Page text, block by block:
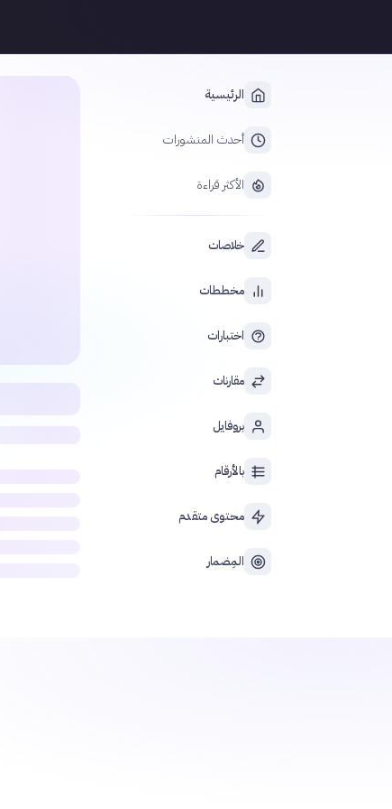
الرئيسية
أحدث المنشورات
الأكثر قراءة
خلاصات
مخططات
اختبارات
مقارنات
بروفايل
بالأرقام
محتوى متقدم
المِضمار